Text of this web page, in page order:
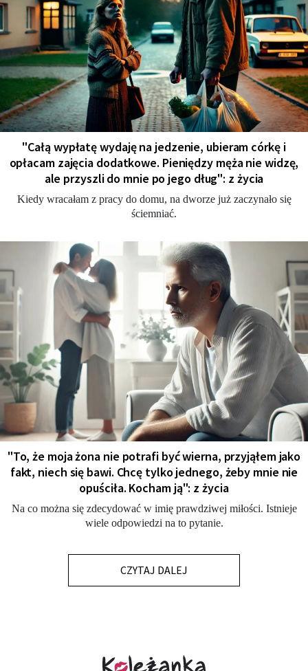
"Całą wypłatę wydaję na jedzenie, ubieram córkę i
opłacam zajęcia dodatkowe. Pieniędzy męża nie widzę,
ale przyszli do mnie po jego dług": z życia
Kiedy wracałam z pracy do domu, na dworze już zaczynało się
ściemniać.
"To, że moja żona nie potrafi być wierna, przyjąłem jako
fakt, niech się bawi. Chcę tylko jednego, żeby mnie nie
opuściła. Kocham ją": z życia
Na co można się zdecydować w imię prawdziwej miłości. Istnieje
wiele odpowiedzi na to pytanie.
CZYTAJ DALEJ